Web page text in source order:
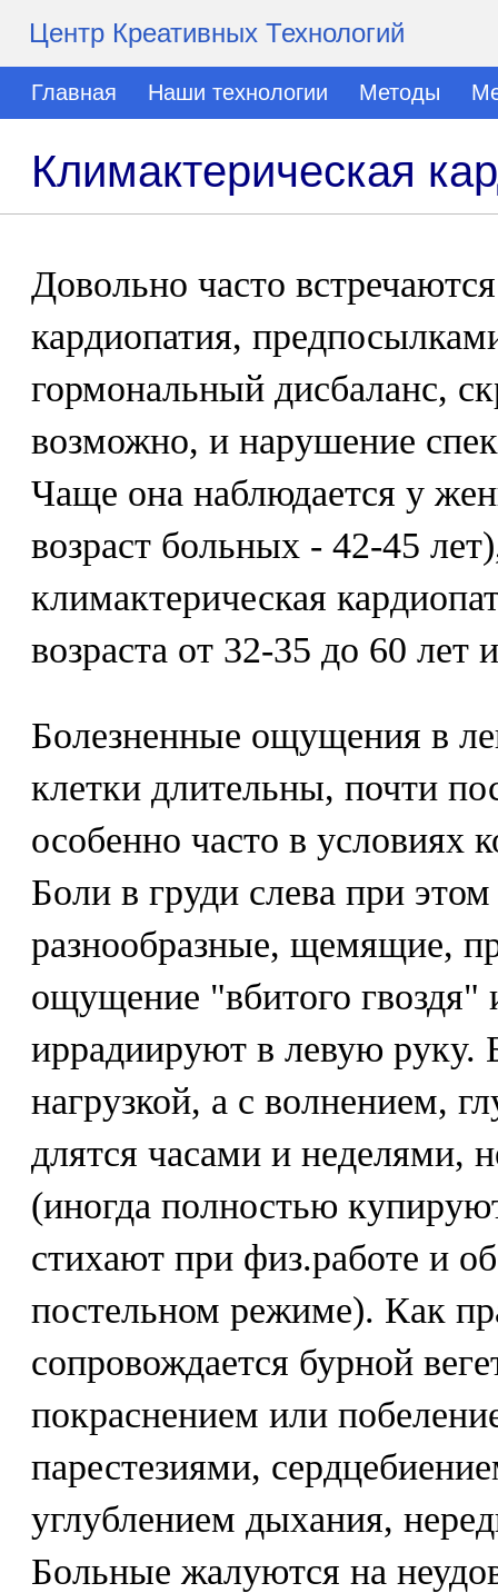
Центр Креативных Технологий
Главная Наши технологии Методы
Климактерическая
Довольно часто
кардиопатия,
гормональный дисбаланс,
возможно, и нарушение
Чаще она наблюдается у
возраст больных - 42-45
климактерическая
возраста от 32-35 до 60 лет
Болезненные ощущения в
клетки длительны, почти
особенно часто в условиях
Боли в груди слева при
разнообразные, щемящие,
ощущение "вбитого гвоздя"
иррадиируют в левую руку.
нагрузкой, а с волнением,
длятся часами и неделями,
(иногда полностью
стихают при физ.работе и
постельном режиме). Как
сопровождается бурной
покраснением или
парестезиями,
углублением дыхания,
Больные жалуются на